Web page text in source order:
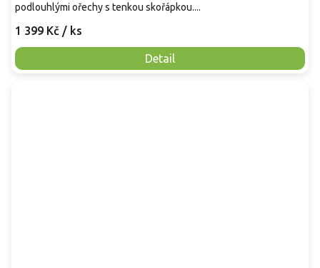
1 399 Kč / ks
Detail
podlouhlými ořechy s tenkou skořápkou....